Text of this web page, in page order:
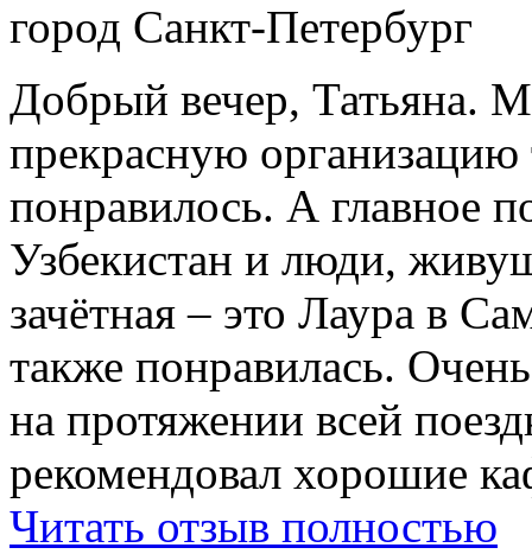
город Санкт-Петербург
Добрый вечер, Татьяна.
прекрасную
понравилось. А главное
Узбекистан и люди,
зачётная – это Лаура в
также понравилась.
на протяжении всей
рекомендовал хорошие
Читать отзыв полностью